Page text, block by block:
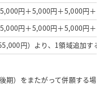
円＋5,000円＋5,000円＋
円＋5,000円＋5,000円＋
円）より、1領域追加す
期）をまたがって併願する場